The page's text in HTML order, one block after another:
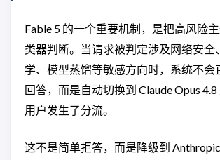
Fable 5 的一个重要机制，是把高风险
类器判断。当请求被判定涉及网络安全
学、模型蒸馏等敏感方向时，系统不会
回答，而是自动切换到 Claude Opus
用户发生了分流。
这不是简单拒答，而是降级到